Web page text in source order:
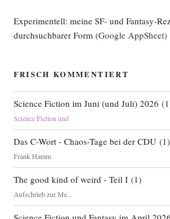
Experimentell: meine SF- und Fantasy-
durchsuchbarer Form(Google AppSheet)
FRISCH KOMMENTIERT
Science Fiction im Juni (und Juli) 2026 (1
Science Fiction und
Das C-Wort - Chaos-Tage bei der CDU(1)
Frank Hamm
The good kind of weird - Teil I(1)
Aufschrieb zur Me...